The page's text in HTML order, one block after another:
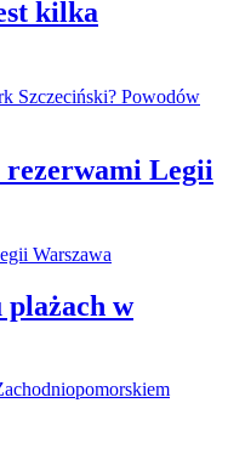
kilka
rezerwami Legii
plażach w